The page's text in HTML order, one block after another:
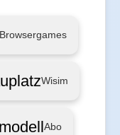
Browsergames
Wisim
Abo